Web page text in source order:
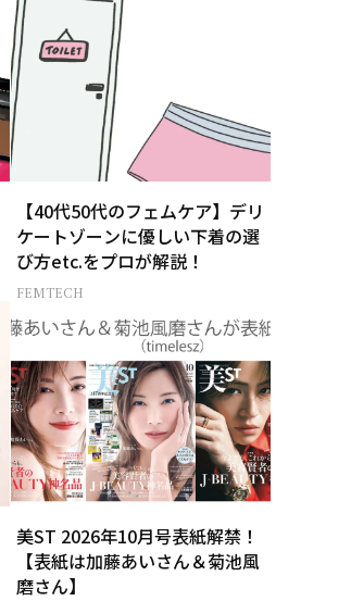
【40代50代のフェムケア】デリ
ケートゾーンに優しい下着の選
び方etc.をプロが解説！
FEMTECH
美ST 2026年10月号表紙解禁！
【表紙は加藤あいさん＆菊池風
磨さん】